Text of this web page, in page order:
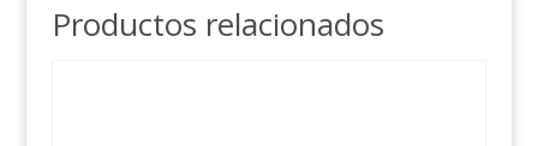
Productos relacionados